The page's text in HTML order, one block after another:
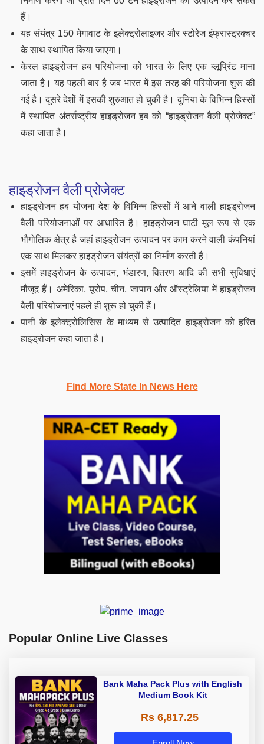
हैं।
यह संयंत्र 150 मेगावाट के इलेक्ट्रोलाइजर और स्टोरेज इंफ्रास्ट्रक्चर
के साथ स्थापित किया जाएगा।
केरल हाइड्रोजन हब परियोजना को भारत के लिए एक ब्लूप्रिंट माना
जाता है। यह पहली बार है जब भारत में इस तरह की परियोजना शुरू की
गई है। दूसरे देशों में इसकी शुरुआत हो चुकी है। दुनिया के विभिन्न हिस्सों
में स्थापित अंतर्राष्ट्रीय हाइड्रोजन हब को “हाइड्रोजन वैली प्रोजेक्ट”
कहा जाता है।
हाइड्रोजन वैली प्रोजेक्ट
हाइड्रोजन हब योजना देश के विभिन्न हिस्सों में आने वाली हाइड्रोजन
वैली परियोजनाओं पर आधारित है। हाइड्रोजन घाटी मूल रूप से एक
भौगोलिक क्षेत्र है जहां हाइड्रोजन उत्पादन पर काम करने वाली कंपनियां
एक साथ मिलकर हाइड्रोजन संयंत्रों का निर्माण करती हैं।
इसमें हाइड्रोजन के उत्पादन, भंडारण, वितरण आदि की सभी सुविधाएं
मौजूद हैं। अमेरिका, यूरोप, चीन, जापान और ऑस्ट्रेलिया में हाइड्रोजन
वैली परियोजनाएं पहले ही शुरू हो चुकी हैं।
पानी के इलेक्ट्रोलिसिस के माध्यम से उत्पादित हाइड्रोजन को हरित
हाइड्रोजन कहा जाता है।
Find More State In News Here
Popular Online Live Classes
Bank Maha Pack Plus with English
Medium Book Kit
Rs 6,817.25